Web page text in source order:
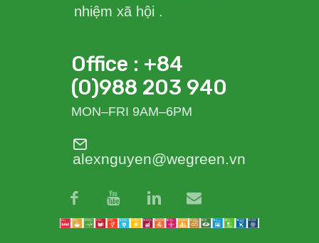
nhiệm xã hội .
Office : +84
(0)988 203 940
MON–FRI 9AM–6PM
alexnguyen@wegreen.vn